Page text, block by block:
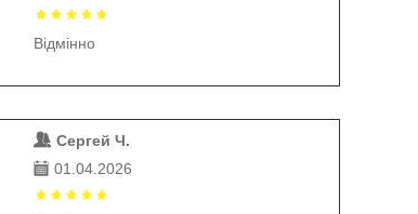
Відмінно
Сергей Ч.
01.04.2026